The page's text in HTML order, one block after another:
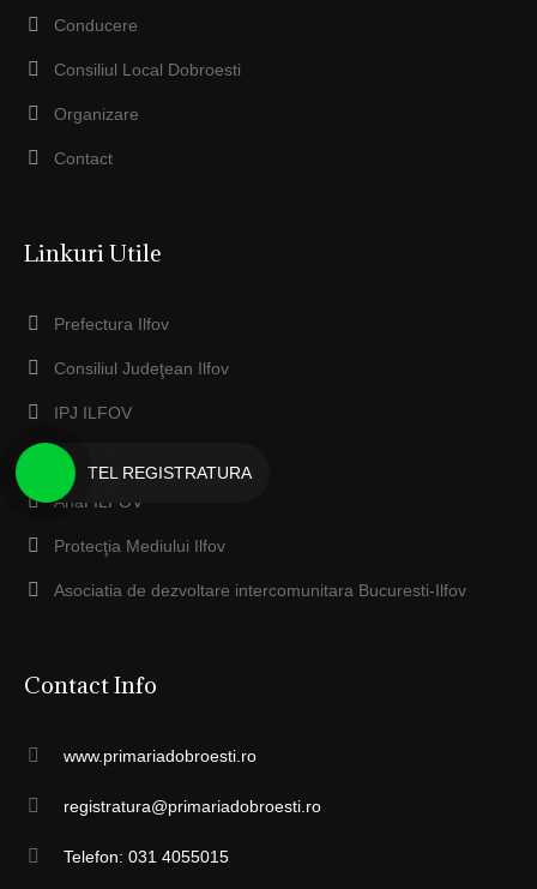
Conducere
Consiliul Local Dobroesti
Organizare
Contact
Linkuri Utile
Prefectura Ilfov
Consiliul Judeţean Ilfov
IPJ ILFOV
EcoSal Serv Dobroesti
Anaf ILFOV
Protecţia Mediului Ilfov
Asociatia de dezvoltare intercomunitara Bucuresti-Ilfov
Contact Info
www.primariadobroesti.ro
registratura@primariadobroesti.ro
Telefon: 031 4055015
TEL REGISTRATURA